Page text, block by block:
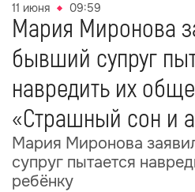
11 июня 09:59
Мария Миронова
бывший супруг
навредить их
«Страшный сон и
Мария Миронова
супруг пытается
ребёнку